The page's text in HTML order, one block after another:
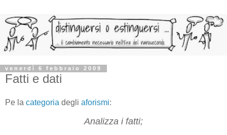
venerdì 6 febbraio 2009
Fatti e dati
Pe la categoria degli aforismi:
Analizza i fatti;